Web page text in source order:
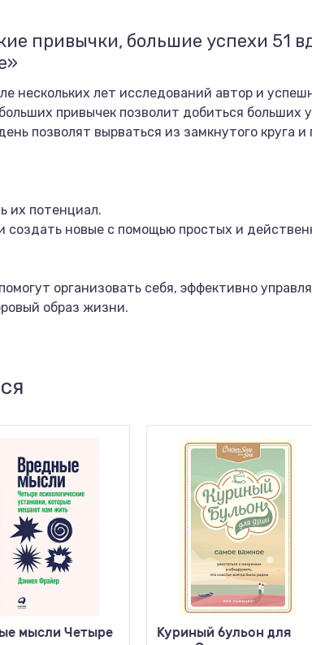
привычки, большие успехи 51
нескольких лет исследований автор и
привычек позволит добиться больших
позволят вырваться из замкнутого круга
их потенциал.
создать новые с помощью простых и
организовать себя, эффективно
образ жизни.
мысли Четыре
Куриный бульон для